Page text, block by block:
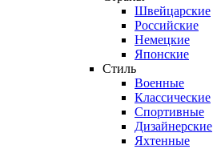
Швейцарские
Российские
Немецкие
Японские
Стиль
Военные
Классические
Спортивные
Дизайнерские
Яхтенные